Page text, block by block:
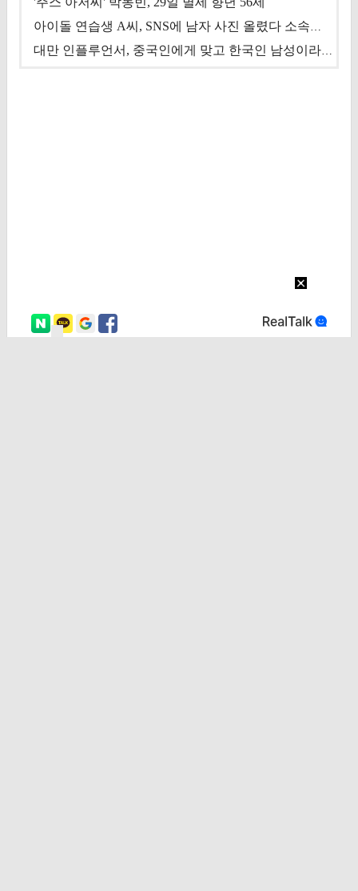
대만 인플루언서, 중국인에게 맞고 한국인 남성이라 진술 '후폭풍'